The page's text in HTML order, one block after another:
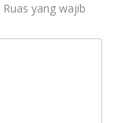
Ruas yang wajib